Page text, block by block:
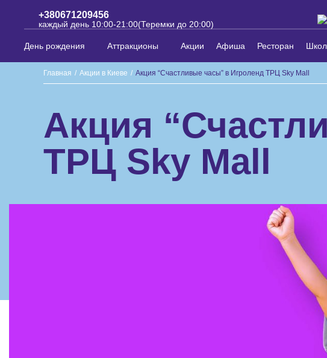
+380671209456
каждый день 10:00-21:00(Теремки до 20:00)
День рождения Аттракционы Акции Афиша Ресторан
Главная / Акции в Киеве / Акция “Счастливые часы” в Игроленд ТРЦ Sky Mall
Акция
ТРЦ Sky Mall